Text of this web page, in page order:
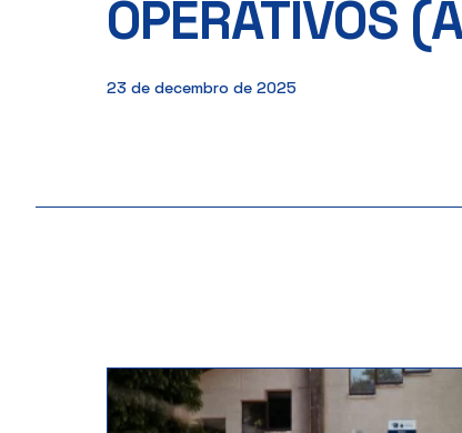
OPERATIVOS
23 de decembro de 2025